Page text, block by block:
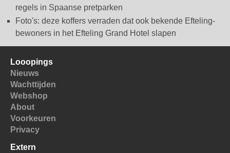
regels in Spaanse pretparken
Foto's: deze koffers verraden dat ook bekende Efteling-
bewoners in het Efteling Grand Hotel slapen
Looopings
Nieuws
Wachttijden
Webshop
About
Voorkeuren
Privacy
Extern